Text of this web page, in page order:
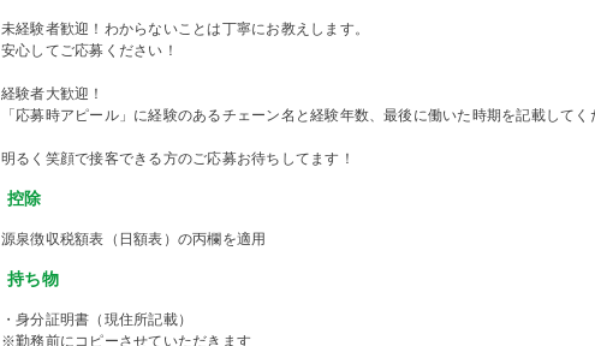
未経験者歓迎！わからないことは丁寧にお教えします。
安心してご応募ください！
経験者大歓迎！
「応募時アピール」に経験のあるチェーン名と経験年数、最後に働いた時期を記載してく
明るく笑顔で接客できる方のご応募お待ちしてます！
控除
源泉徴収税額表（日額表）の丙欄を適用
持ち物
・身分証明書（現住所記載）
※勤務前にコピーさせていただきます